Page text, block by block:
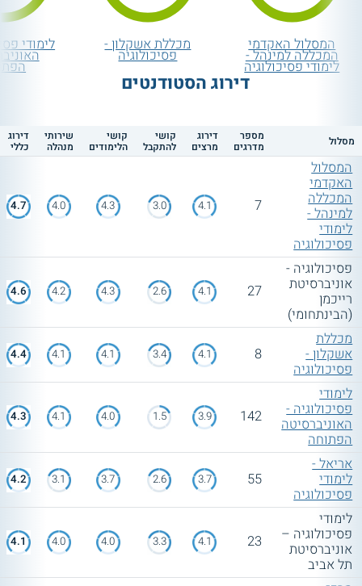
המסלול האקדמי
המכללה למינהל -
לימודי פסיכולוגיה
מכללת אשקלון -
פסיכולוגיה
לימודי
דירוג הסטודנטים
מסלול מספר
מדרגים
דירוג
מרצים
קושי
להתקבל
קושי
הלימודים
שירותי
מנהלה
דירוג
כללי
המסלול
האקדמי
המכללה
למינהל -
לימודי
פסיכולוגיה
7
4.1
3.0
4.3
4.0
4.7
פסיכולוגיה -
אוניברסיטת
רייכמן
(הבינתחומי)
27
4.1
2.6
4.3
4.2
4.6
מכללת
אשקלון -
פסיכולוגיה
8
4.1
3.4
4.1
4.1
4.4
לימודי
פסיכולוגיה -
האוניברסיטה
הפתוחה
142
3.9
1.5
4.0
4.1
4.3
אריאל -
לימודי
פסיכולוגיה
55
3.7
2.6
3.7
3.1
4.2
לימודי
פסיכולוגיה –
אוניברסיטת
תל אביב
23
4.1
3.3
4.0
4.0
4.1